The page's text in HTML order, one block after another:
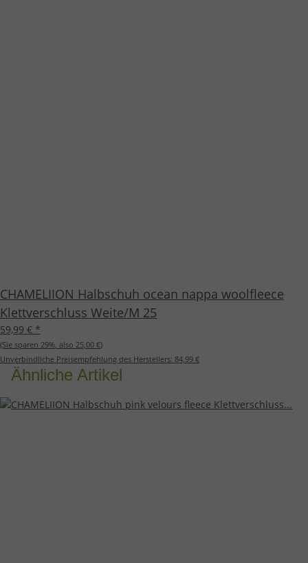
CHAMELIION Halbschuh ocean nappa woolfleece
Klettverschluss Weite/M 25
59,99 € *
(Sie sparen 29%, also 25,00 €)
Unverbindliche Preisempfehlung des Herstellers: 84,99 €
Ähnliche Artikel